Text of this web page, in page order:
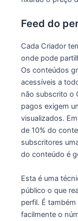
Feed do
Cada Criador
onde pode
Os conteúdos
acessíveis a
não subscrito o
pagos exigem
visualizados.
de 10% do
subscritores
do conteúdo é
Esta é uma
público o que
perfil. É
facilmente o